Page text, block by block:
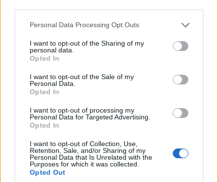
Please note that this website/app uses one or more Google
not limited to your visit or usage behaviour. You may click to
grant or deny consent to Google and its third-party tags to
use your data for below specified purposes in below Google
consent section.
Personal Data Processing Opt Outs
I want to opt-out of the Sharing of my
personal data.
Opted In
I want to opt-out of the Sale of my
Personal Data.
Opted In
I want to opt-out of processing my
Personal Data for Targeted Advertising.
Opted In
I want to opt-out of Collection, Use,
Retention, Sale, and/or Sharing of my
Personal Data that Is Unrelated with the
Purposes for which it was collected.
Opted Out
ΑΝΗΚΕΙ ΣΤΗΝ ΚΑΤΗΓΟΡΙΑ: ΑΝΑΚΟΙΝΩΣΕΙΣ ΤΗΛΕΟΡΑΣΗ
ΠΟΣΠΕΡΤ: Καταγγέλουμε το Open για
14/05/2025